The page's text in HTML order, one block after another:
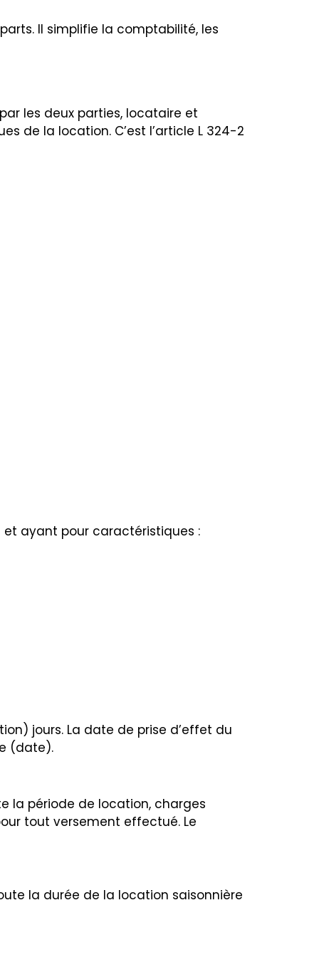
Il simplifie la comptabilité, les
les deux parties, locataire et
de la location. C’est l’article L 324-2
ayant pour caractéristiques :
jours. La date de prise d’effet du
(date).
la période de location, charges
tout versement effectué. Le
la durée de la location saisonnière